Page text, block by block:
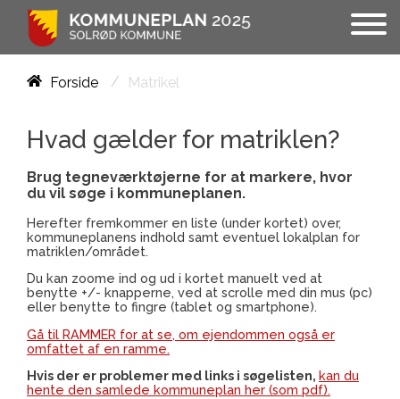
Forside / Matrikel
Hvad gælder for matriklen?
Brug tegneværktøjerne for at markere, hvor
du vil søge i kommuneplanen.
Herefter fremkommer en liste (under kortet) over,
kommuneplanens indhold samt eventuel lokalplan for
matriklen/området.
Du kan zoome ind og ud i kortet manuelt ved at
benytte +/- knapperne, ved at scrolle med din mus (pc)
eller benytte to fingre (tablet og smartphone).
Gå til RAMMER for at se, om ejendommen også er
omfattet af en ramme.
Hvis der er problemer med links i søgelisten, kan du
hente den samlede kommuneplan her (som pdf).